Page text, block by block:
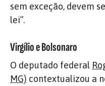
sem exceção, devem
lei”.
Virgílio e Bolsonaro
O deputado federal
MG) contextualizou a